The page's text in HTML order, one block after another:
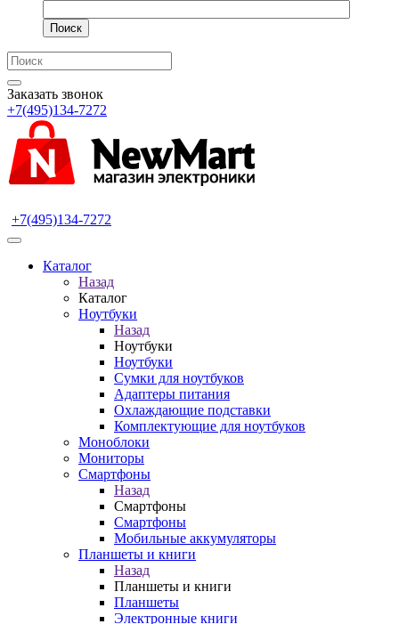
Поиск
Заказать звонок
+7(495)134-7272
+7(495)134-7272
Каталог
Назад
Каталог
Ноутбуки
Назад
Ноутбуки
Ноутбуки
Сумки для ноутбуков
Адаптеры питания
Охлаждающие подставки
Комплектующие для ноутбуков
Моноблоки
Мониторы
Смартфоны
Назад
Смартфоны
Смартфоны
Мобильные аккумуляторы
Планшеты и книги
Назад
Планшеты и книги
Планшеты
Электронные книги